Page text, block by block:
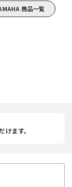
商品一覧
ます。